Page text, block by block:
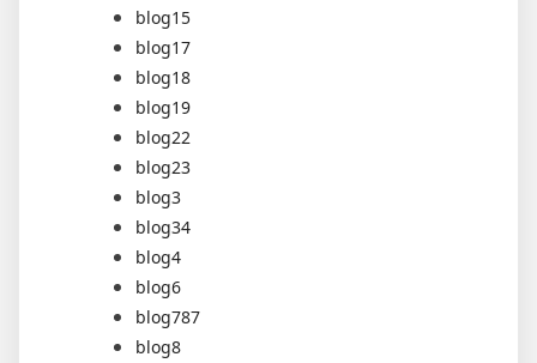
blog15
blog17
blog18
blog19
blog22
blog23
blog3
blog34
blog4
blog6
blog787
blog8